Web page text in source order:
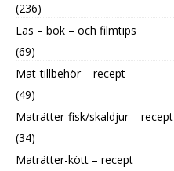
(236)
Läs – bok – och filmtips
(69)
Mat-tillbehör – recept
(49)
Maträtter-fisk/skaldjur – recept
(34)
Maträtter-kött – recept